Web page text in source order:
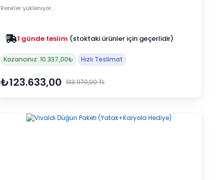
Renkler yükleniyor…
Zam yok 2025 fiyatları devam ediyor
Kazancınız: 10.337,00₺ Hızlı Teslimat
₺123.633,00 133.970,00 TL